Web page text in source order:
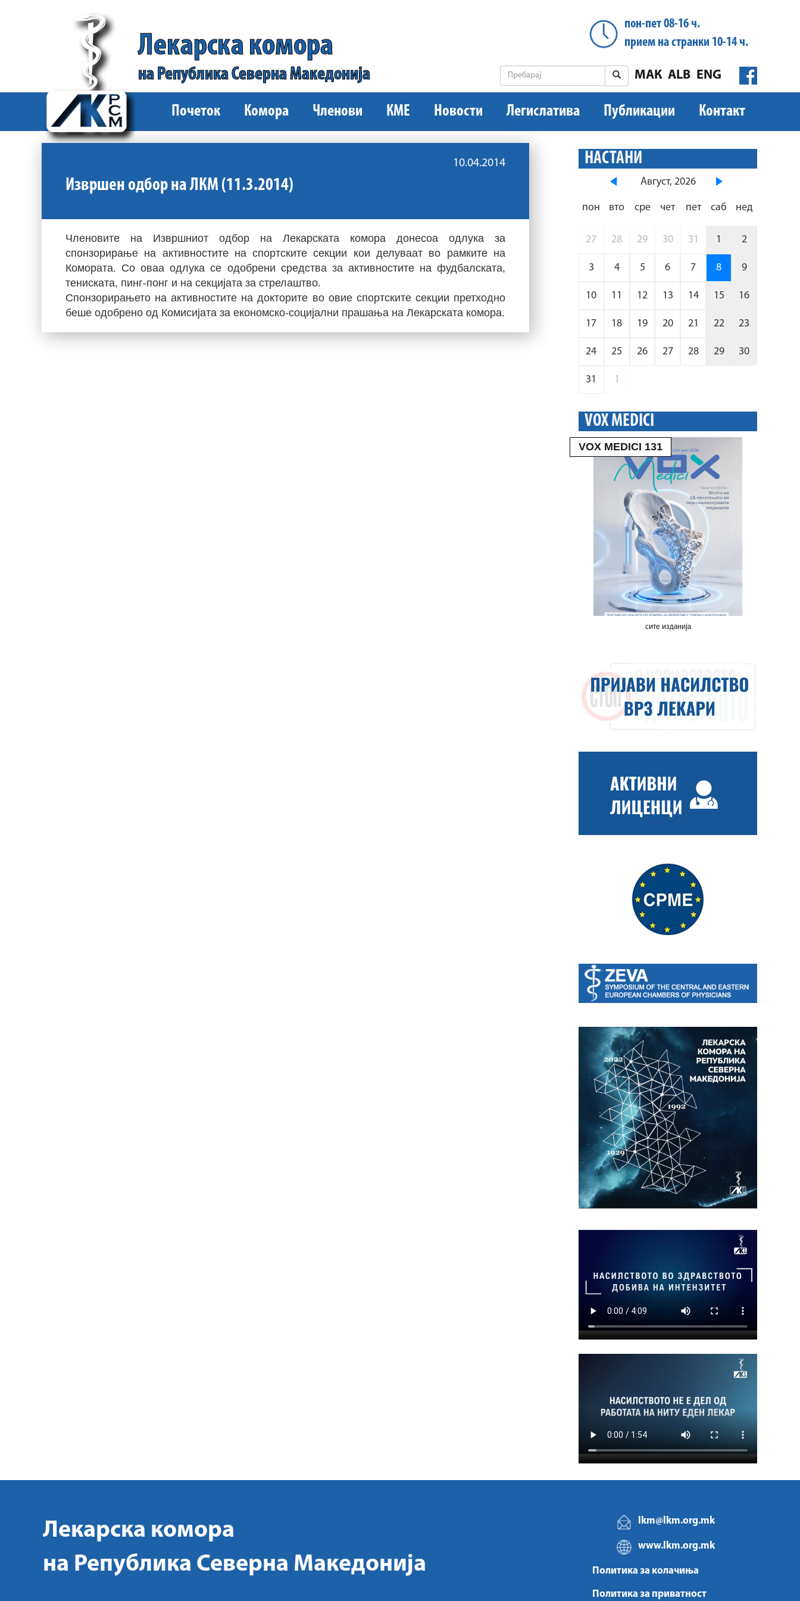
Лекарска комора
на Република Северна Македонија
пон-пет 08-16 ч.
прием на странки 10-14 ч.
ENG
ALB
МАК
Почеток Комора Членови КМЕ Новости Легислатива Публикации Контакт
10.04.2014
Извршен одбор на ЛКМ (11.3.2014)
Членовите на Извршниот одбор на Лекарската комора донесоа одлука за
спонзорирање на активностите на спортските секции кои делуваат во рамките на
Комората. Со оваа одлука се одобрени средства за активностите на фудбалската,
тениската, пинг-понг и на секцијата за стрелаштво.
Спонзорирањето на активностите на докторите во овие спортските секции претходно
беше одобрено од Комисијата за економско-социјални прашања на Лекарската комора.
НАСТАНИ
Август, 2026
пон вто сре чет пет саб нед
27 28 29 30 31 1 2
3 4 5 6 7 8 9
10 11 12 13 14 15 16
17 18 19 20 21 22 23
24 25 26 27 28 29 30
31 1
VOX MEDICI
VOX MEDICI 131
сите изданија
Лекарска комора
на Република Северна Македонија
lkm@lkm.org.mk
www.lkm.org.mk
Политика за колачиња
Политика за приватност